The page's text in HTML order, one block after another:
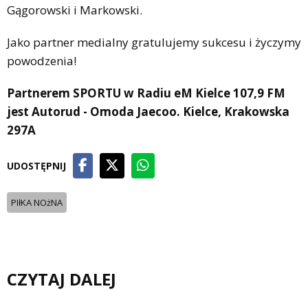
Gągorowski i Markowski.
Jako partner medialny gratulujemy sukcesu i życzymy
powodzenia!
Partnerem SPORTU w Radiu eM Kielce 107,9 FM
jest Autorud - Omoda Jaecoo. Kielce, Krakowska
297A
UDOSTĘPNIJ
PIłKA NOżNA
CZYTAJ DALEJ